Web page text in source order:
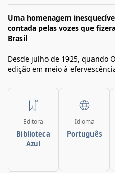
Uma homenagem
contada pelas vozes que
Brasil
Desde julho de 1925, quando
edição em meio à
Editora
Biblioteca
Azul
Idioma
Português